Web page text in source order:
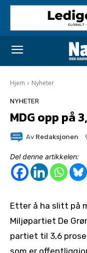
Hjem Nyheter
NYHETER
MDG opp på
Av Redaksjonen
Del denne artikkelen:
Etter å ha slitt på
Miljøpartiet De
partiet til 3,6